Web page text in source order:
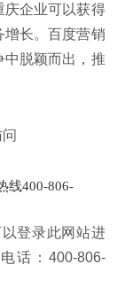
庆企业可以获得
增长。百度营销
中脱颖而出，推
线400-806-
登录此网站进
话：400-806-